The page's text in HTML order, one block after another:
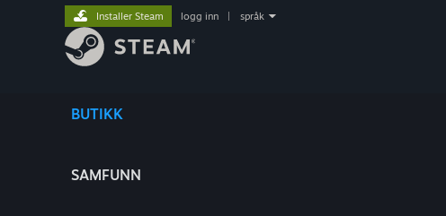
BUTIKK
SAMFUNN
Installer Steam logg inn språk